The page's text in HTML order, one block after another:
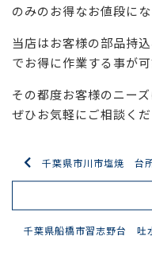
のみのお得なお値段に
当店はお客様の部品持
でお得に作業する事が
その都度お客様のニー
ぜひお気軽にご相談く
千葉県市川市塩焼 台
千葉県船橋市習志野台 吐